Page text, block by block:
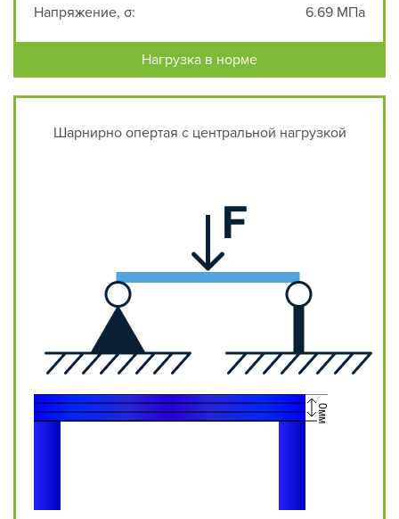
Напряжение, σ:
6.69 МПа
Нагрузка в норме
Шарнирно опертая с центральной нагрузкой